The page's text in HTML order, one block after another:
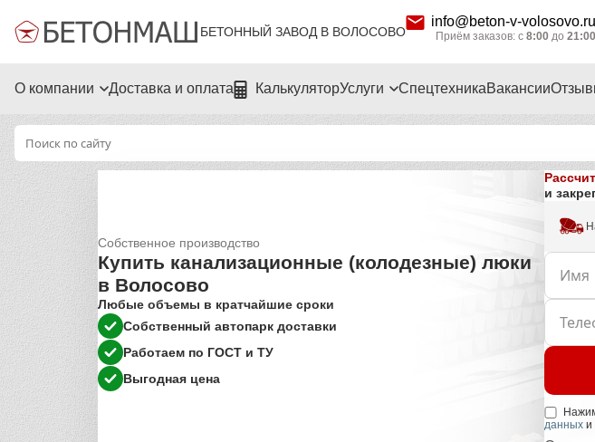
БЕТОННЫЙ ЗАВОД В ВОЛОСОВО
info@beton-v-volosovo.ru
Приём заказов: с 8:00 до 21:00
О компании Доставка и оплата КалькуляторУслуги СпецтехникаВакансии
Собственное производство
Купить канализационные (колодезные) люки
в Волосово
Любые объемы в кратчайшие сроки
Собственный автопарк доставки
Работаем по ГОСТ и ТУ
Выгодная цена
и
данных и